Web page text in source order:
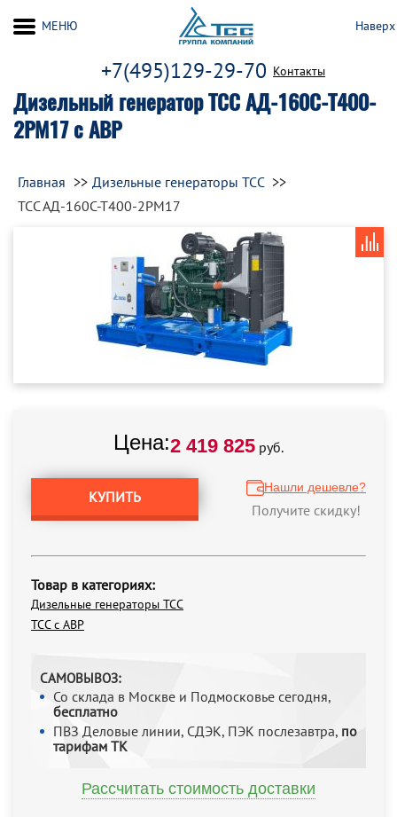
Дизельный генератор ТСС АД-160С-Т400-
2РМ17 с АВР
+7(495)129-29-70 Контакты
МЕНЮ Наверх
Главная
Дизельные генераторы ТСС
ТСС АД-160С-Т400-2РМ17
Цена:2 419 825 руб.
КУПИТЬ
Нашли дешевле?
Получите скидку!
Товар в категориях:
Дизельные генераторы ТСС
ТСС с АВР
САМОВЫВОЗ:
Со склада в Москве и Подмосковье сегодня,
бесплатно
ПВЗ Деловые линии, СДЭК, ПЭК послезавтра, по
тарифам ТК
Рассчитать стоимость доставки